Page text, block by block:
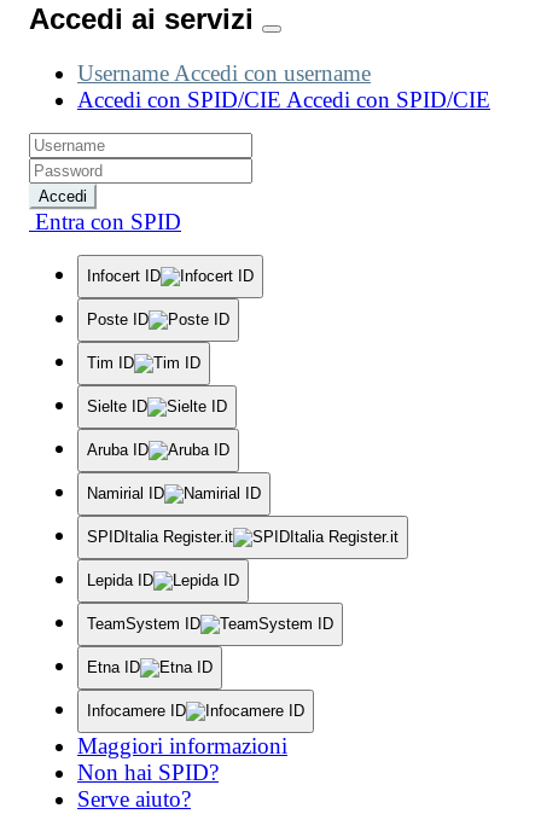
Accedi ai servizi
Username Accedi con username
Accedi con SPID/CIE Accedi con SPID/CIE
Accedi
Entra con SPID
Infocert ID
Poste ID
Tim ID
Sielte ID
Aruba ID
Namirial ID
SPIDItalia Register.it
Lepida ID
TeamSystem ID
Etna ID
Infocamere ID
Maggiori informazioni
Non hai SPID?
Serve aiuto?